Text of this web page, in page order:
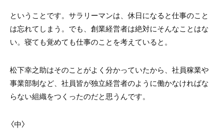
ということです。サラリーマンは、休日になると仕事のこと
は忘れてしまう。でも、創業経営者は絶対にそんなことはな
い。寝ても覚めても仕事のことを考えていると。
松下幸之助はそのことがよく分かっていたから、社員稼業や
事業部制など、社員皆が独立経営者のように働かなければな
らない組織をつくったのだと思うんです。
〈中〉